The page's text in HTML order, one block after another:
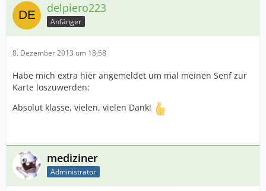
delpiero223
Anfänger
8. Dezember 2013 um 18:58
Habe mich extra hier angemeldet um mal meinen Senf zur
Karte loszuwerden:
Absolut klasse, vielen, vielen Dank!
mediziner
Administrator